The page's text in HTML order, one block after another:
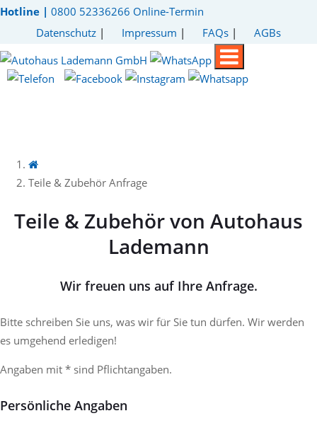
Hotline | 0800 52336266 Online-Termin
Datenschutz | Impressum | FAQs | AGBs
Teile & Zubehör Anfrage
Teile & Zubehör von Autohaus
Lademann
Wir freuen uns auf Ihre Anfrage.
Bitte schreiben Sie uns, was wir für Sie tun dürfen. Wir werden
es umgehend erledigen!
Angaben mit * sind Pflichtangaben.
Persönliche Angaben